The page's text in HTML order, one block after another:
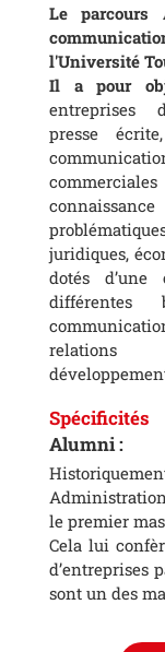
Le parcours
l'Université
Il apour
entreprises
presse
juridiques,
dotés d’une
différentes
relations
Spécificités
Alumni :
le premier
Cela lui
d’entreprises
sont un des